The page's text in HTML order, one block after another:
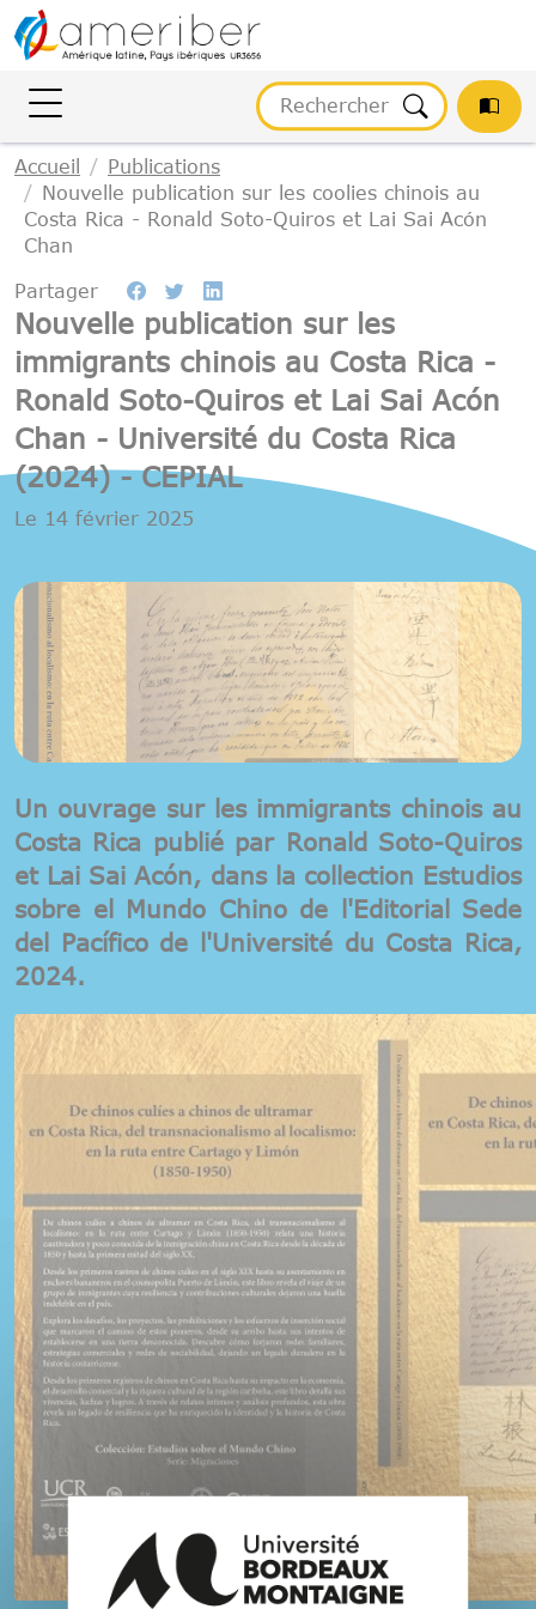
Accueil
Publications
Nouvelle publication sur les coolies chinois au
Costa Rica - Ronald Soto-Quiros et Lai Sai Acón
Chan
Partager
Nouvelle publication sur les
immigrants chinois au Costa Rica -
Ronald Soto-Quiros et Lai Sai Acón
Chan - Université du Costa Rica
(2024) - CEPIAL
Le 14 février 2025
Un ouvrage sur les immigrants chinois au
Costa Rica publié par Ronald Soto-Quiros
et Lai Sai Acón, dans la collection Estudios
sobre el Mundo Chino de l'Editorial Sede
del Pacífico de l'Université du Costa Rica,
2024.
Gestion des cookies